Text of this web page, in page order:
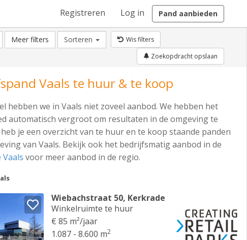
Registreren Log in Pand aanbieden
Meer filters Sorteren
Wis filters
Zoekopdracht opslaan
Vaals te huur & te koop
hebben we in Vaals niet zoveel aanbod. We hebben het
automatisch vergroot om resultaten in de omgeving te
je een overzicht van te huur en te koop staande panden
van Vaals. Bekijk ook het bedrijfsmatig aanbod in de
voor meer aanbod in de regio.
Wiebachstraat 50, Kerkrade
Winkelruimte te huur
€ 85 m²/jaar
1.087 - 8.600 m2